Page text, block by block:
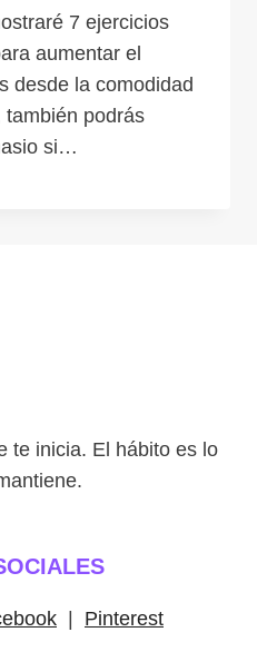
7 ejercicios
aumentar el
desde la comodidad
también podrás
si…
te inicia. El hábito es lo
Pinterest